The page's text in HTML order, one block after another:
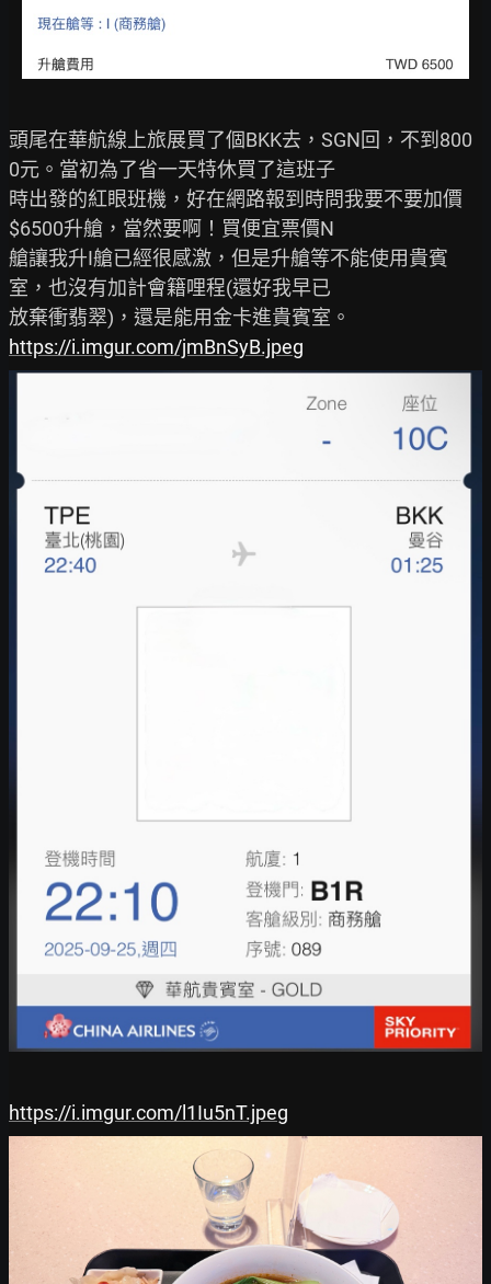
頭尾在華航線上旅展買了個BKK去，SGN回，不到800
0元。當初為了省一天特休買了這班子
時出發的紅眼班機，好在網路報到時問我要不要加價
$6500升艙，當然要啊！買便宜票價N
艙讓我升I艙已經很感激，但是升艙等不能使用貴賓
室，也沒有加計會籍哩程(還好我早已
https://i.imgur.com/jmBnSyB.jpeg
https://i.imgur.com/l1Iu5nT.jpeg